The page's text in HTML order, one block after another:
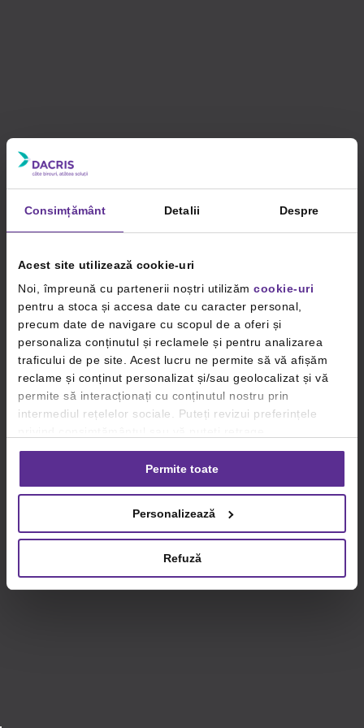
Consimțământ Detalii Despre
Acest site utilizează cookie-uri
Noi, împreună cu partenerii noștri utilizăm cookie-uri
pentru a stoca și accesa date cu caracter personal,
precum date de navigare cu scopul de a oferi și
personaliza conținutul și reclamele și pentru analizarea
traficului de pe site. Acest lucru ne permite să vă afișăm
reclame și conținut personalizat și/sau geolocalizat și vă
permite să interacționați cu conținutul nostru prin
intermediul rețelelor sociale. Puteți revizui preferințele
consimțământul oricând, făcând click pe linkul către
setările dvs. de cookie-uri.
privind utilizarea modulelor cookie.Detalii
Permite toate
Personalizează
Refuză